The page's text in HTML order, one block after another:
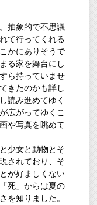
抽象的で不思議
て行ってくれる
かにありそうで
る家を舞台にし
ら持っていませ
きたのかも詳し
読み進めてゆく
広がってゆくこ
や写真を眺めて
少女と動物とそ
されており、そ
が好ましくない
死」からは夏の
を知りました。